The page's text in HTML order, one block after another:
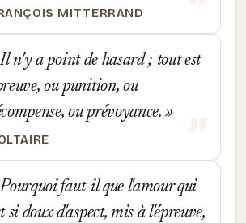
MITTERRAND
n'y a point de hasard ; tout est
ou punition, ou
ou prévoyance.
faut-il que l'amour qui
si doux d'aspect, mis à l'épreuve,